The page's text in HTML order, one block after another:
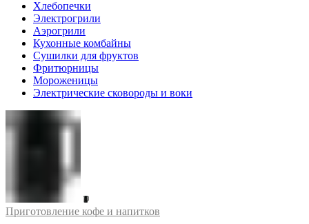
Хлебопечки
Электрогрили
Аэрогрили
Кухонные комбайны
Сушилки для фруктов
Фритюрницы
Мороженицы
Электрические сковороды и воки
Приготовление кофе и напитков